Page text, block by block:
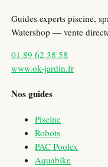
Guides experts piscine,
Watershop — vente
01 89 62 38 58
www.ok-jardin.fr
Nos guides
Piscine
Robots
PAC Poolex
Aquabike